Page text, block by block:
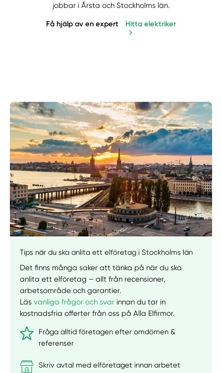
Manuellt Få hjälp
Välj tillvägagångssätt
jobbar i Årsta och Stockholms län.
Få hjälp av en expert Hitta elektriker
Tips när du ska anlita ett elföretag i Stockholms län
Det finns många saker att tänka på när du ska
anlita ett elföretag – allt från recensioner,
arbetsområde och garantier.
Läsvanliga frågor och svar innan du tar in
kostnadsfria offerter från oss på Alla Elfirmor.
Fråga alltid företagen efter omdömen &
referenser
Skriv avtal med elföretaget innan arbetet